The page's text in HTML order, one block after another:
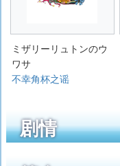
ミザリーリュトンのウ
ワサ
不幸角杯之谣
剧情